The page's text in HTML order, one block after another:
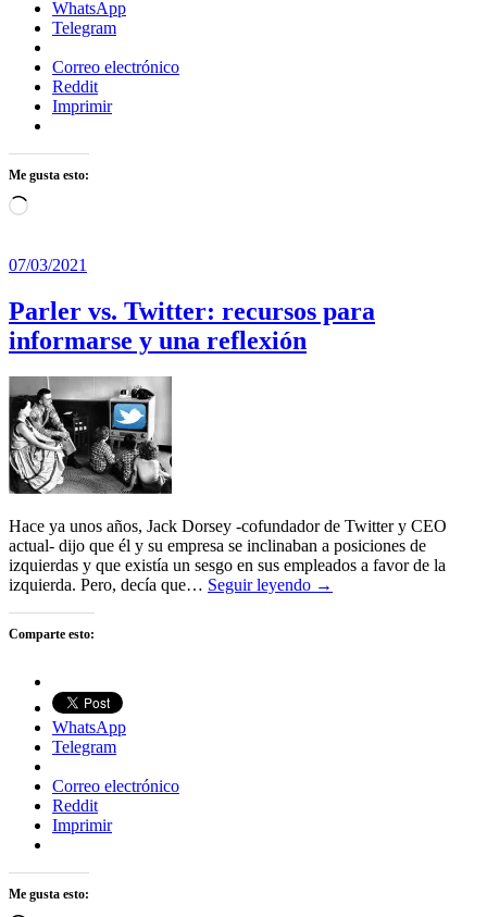
WhatsApp
Telegram
Correo electrónico
Reddit
Imprimir
Me gusta esto:
Cargando...
07/03/2021
Parler vs. Twitter: recursos para
informarse y una reflexión
Hace ya unos años, Jack Dorsey -cofundador de Twitter y CEO
actual- dijo que él y su empresa se inclinaban a posiciones de
izquierdas y que existía un sesgo en sus empleados a favor de la
izquierda. Pero, decía que… Seguir leyendo →
Comparte esto:
WhatsApp
Telegram
Correo electrónico
Reddit
Imprimir
Me gusta esto: